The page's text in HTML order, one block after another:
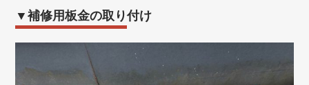
▼補修用板金の取り付け